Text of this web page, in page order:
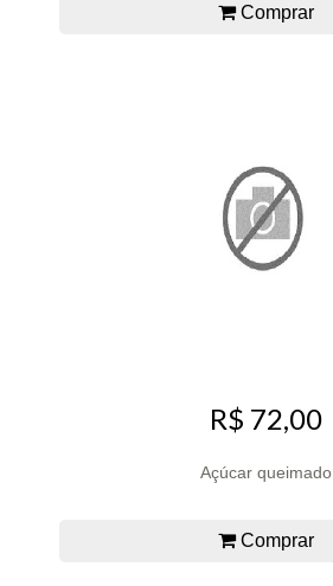
Comprar
R$ 72,00
Açúcar queimado
Comprar